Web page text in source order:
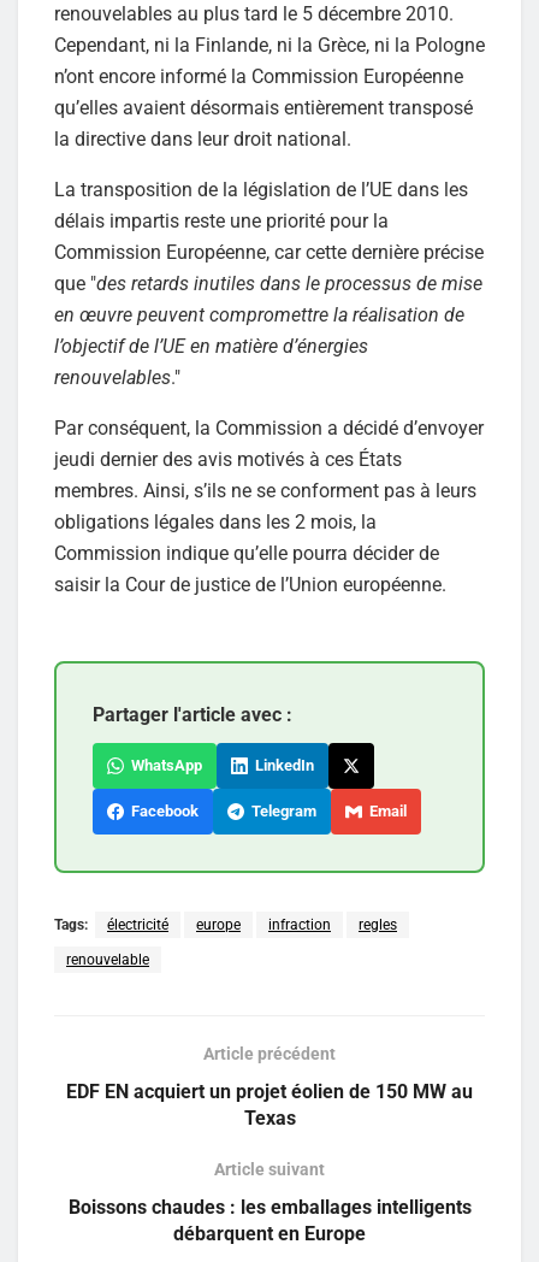
renouvelables au plus tard le 5 décembre 2010.
Cependant, ni la Finlande, ni la Grèce, ni la Pologne
n’ont encore informé la Commission Européenne
qu’elles avaient désormais entièrement transposé
la directive dans leur droit national.
La transposition de la législation de l’UE dans les
délais impartis reste une priorité pour la
Commission Européenne, car cette dernière précise
que "des retards inutiles dans le processus de mise
en œuvre peuvent compromettre la réalisation de
l’objectif de l’UE en matière d’énergies
renouvelables."
Par conséquent, la Commission a décidé d’envoyer
jeudi dernier des avis motivés à ces États
membres. Ainsi, s’ils ne se conforment pas à leurs
obligations légales dans les 2 mois, la
Commission indique qu’elle pourra décider de
saisir la Cour de justice de l’Union européenne.
Partager l'article avec :
WhatsApp LinkedIn
Facebook Telegram Email
Tags: électricité europe infraction regles
renouvelable
Article précédent
EDF EN acquiert un projet éolien de 150 MW au
Texas
Article suivant
Boissons chaudes : les emballages intelligents
débarquent en Europe